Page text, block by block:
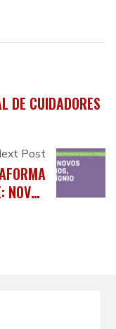
DE CUIDADORES
Post